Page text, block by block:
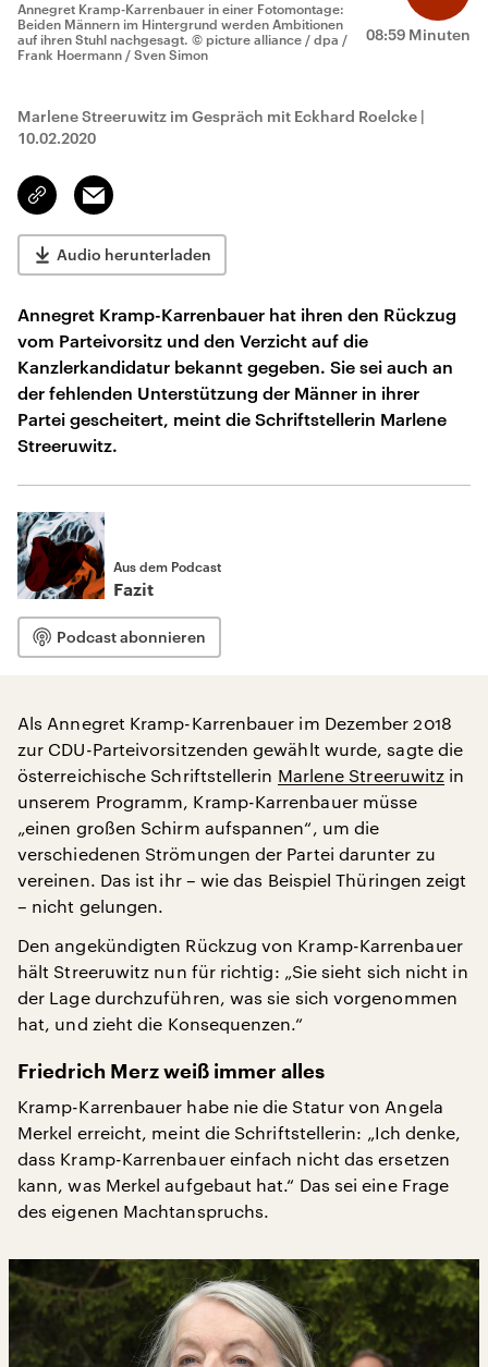
08:59 Minuten
Annegret Kramp-Karrenbauer in einer Fotomontage:
Beiden Männern im Hintergrund werden Ambitionen
auf ihren Stuhl nachgesagt. © picture alliance / dpa /
Frank Hoermann / Sven Simon
Marlene Streeruwitz im Gespräch mit Eckhard Roelcke |
10.02.2020
Link
kopieren/teilen
Email
Audio herunterladen
Annegret Kramp-Karrenbauer hat ihren den Rückzug
vom Parteivorsitz und den Verzicht auf die
Kanzlerkandidatur bekannt gegeben. Sie sei auch an
der fehlenden Unterstützung der Männer in ihrer
Partei gescheitert, meint die Schriftstellerin Marlene
Streeruwitz.
Aus dem Podcast
Fazit
Podcast abonnieren
Als Annegret Kramp-Karrenbauer im Dezember 2018
zur CDU-Parteivorsitzenden gewählt wurde, sagte die
österreichische Schriftstellerin Marlene Streeruwitz in
unserem Programm, Kramp-Karrenbauer müsse
„einen großen Schirm aufspannen“, um die
verschiedenen Strömungen der Partei darunter zu
vereinen. Das ist ihr – wie das Beispiel Thüringen zeigt
– nicht gelungen.
Den angekündigten Rückzug von Kramp-Karrenbauer
hält Streeruwitz nun für richtig: „Sie sieht sich nicht in
der Lage durchzuführen, was sie sich vorgenommen
hat, und zieht die Konsequenzen.“
Friedrich Merz weiß immer alles
Kramp-Karrenbauer habe nie die Statur von Angela
Merkel erreicht, meint die Schriftstellerin: „Ich denke,
dass Kramp-Karrenbauer einfach nicht das ersetzen
kann, was Merkel aufgebaut hat.“ Das sei eine Frage
des eigenen Machtanspruchs.